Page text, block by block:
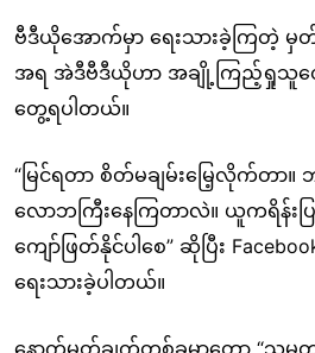
ဗီဒီယိုအောက်မှာ ရေးသားခဲ့ကြတဲ့ မှ
အရ အဲဒီဗီဒီယိုဟာ အချို့ကြည့်ရှုသူ
တွေ့ရပါတယ်။
“မြင်ရတာ စိတ်မချမ်းမြေ့လိုက်တာ
လောဘကြီးနေကြတာလဲ။ ယူကရိန်းပ
ကျော်ဖြတ်နိုင်ပါစေ” ဆိုပြီး
ရေးသားခဲ့ပါတယ်။
နောက်မှတ်ချက်တစ်ခုမှာတော့ “သမ္မတ